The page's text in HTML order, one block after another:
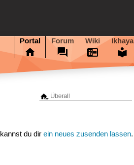
Portal Forum Wiki Ikhaya
du direin neues zusenden lassen.